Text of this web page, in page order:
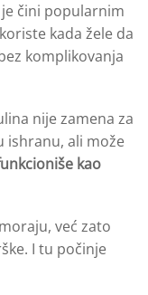
čini popularnim
kada žele da
komplikovanja
nije zamena za
ishranu, ali može
kao
već zato
I tu počinje